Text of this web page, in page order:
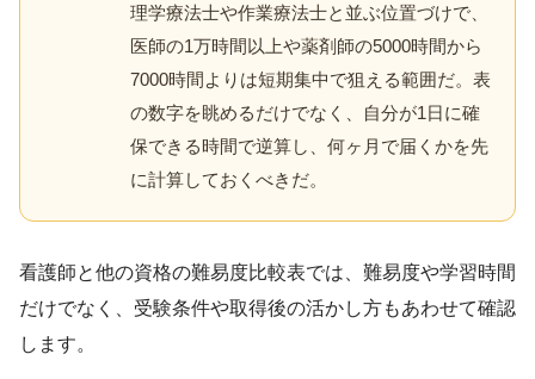
理学療法士や作業療法士と並ぶ位置づけで、
医師の1万時間以上や薬剤師の5000時間から
7000時間よりは短期集中で狙える範囲だ。表
の数字を眺めるだけでなく、自分が1日に確
保できる時間で逆算し、何ヶ月で届くかを先
に計算しておくべきだ。
看護師と他の資格の難易度比較表では、難易度や学習時間
だけでなく、受験条件や取得後の活かし方もあわせて確認
します。